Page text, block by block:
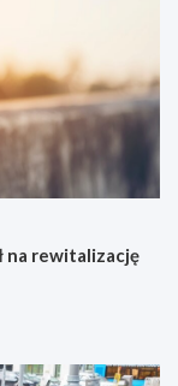
na rewitalizację